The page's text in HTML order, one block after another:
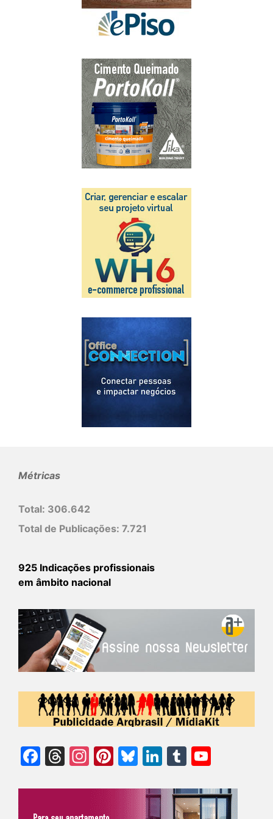
Métricas
Total: 306.642
Total de Publicações: 7.721
925 Indicações profissionais
em âmbito nacional
Facebook
Threads
Instagram
Pinterest
Bluesky
LinkedIn
Tumblr